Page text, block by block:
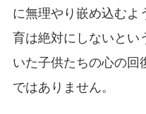
に無理やり嵌め込むよ
育は絶対にしないとい
いた子供たちの心の回
ではありません。